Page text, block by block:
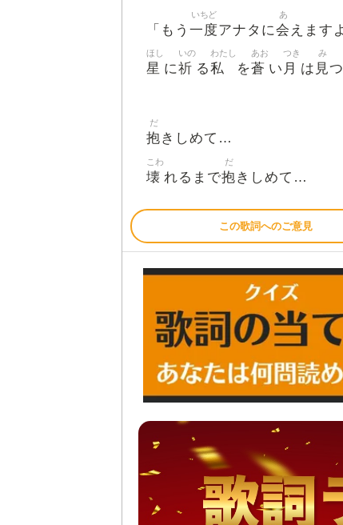
「もう 一度
いちど
アナタに会
あ
えます
星
ほし
に祈
いの
る私
わたし
を蒼
あお
い 月
つき
は 見
み
抱
だ
きしめて…
壊
こわ
れるまで抱
だ
きしめて…
この歌詞へのご意見